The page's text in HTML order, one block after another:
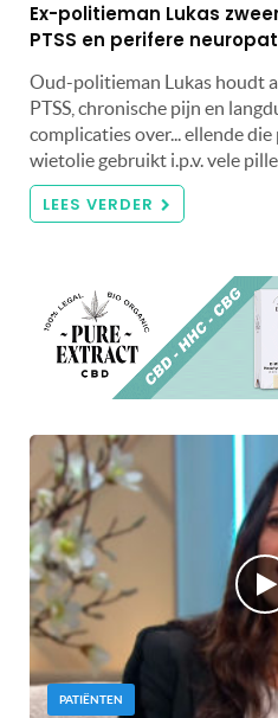
Ex-politieman Lukas
PTSS en perifere
Oud-politieman Lukas houdt
PTSS, chronische pijn en
complicaties over... ellende
wietolie gebruikt i.p.v. vele
LEES VERDER
PATIËNTEN